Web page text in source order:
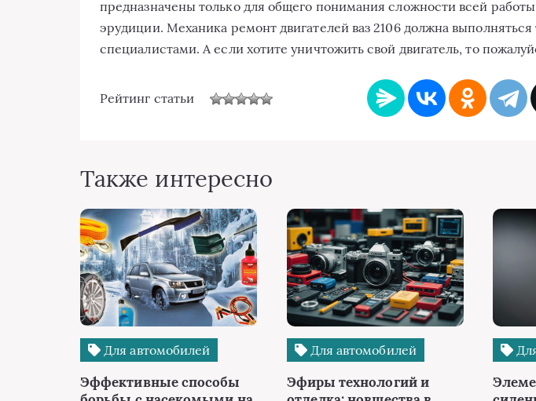
предназначены только для общего понимания сложности всей
эрудиции. Механика ремонт двигателей ваз 2106 должна выполняться
специалистами. А если хотите уничтожить свой двигатель, то
Рейтинг статьи
Также интересно
Для автомобилей
Эффективные способы
Для автомобилей
Эфиры технологий и